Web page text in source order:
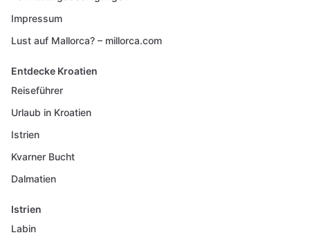
Impressum
Lust auf Mallorca? – millorca.com
Entdecke Kroatien
Reiseführer
Urlaub in Kroatien
Istrien
Kvarner Bucht
Dalmatien
Istrien
Labin